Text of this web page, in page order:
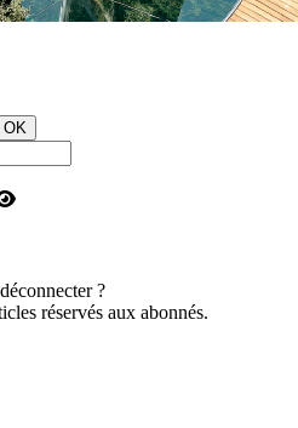
OK
?
réservés aux abonnés.